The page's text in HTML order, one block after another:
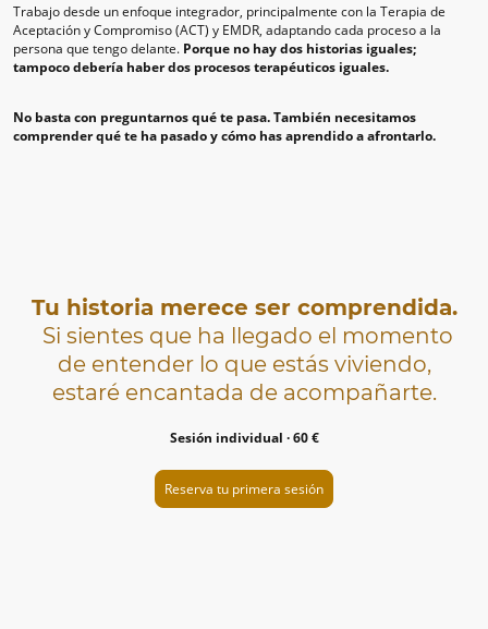
Trabajo desde un enfoque integrador, principalmente con la Terapia de
Aceptación y Compromiso (ACT) y EMDR, adaptando cada proceso a la
persona que tengo delante. Porque no hay dos historias iguales;
tampoco debería haber dos procesos terapéuticos iguales.
No basta con preguntarnos qué te pasa. También necesitamos
comprender qué te ha pasado y cómo has aprendido a afrontarlo.
Tu historia merece ser comprendida.
Si sientes que ha llegado el momento
de entender lo que estás viviendo,
estaré encantada de acompañarte.
Sesión individual · 60 €
Reserva tu primera sesión